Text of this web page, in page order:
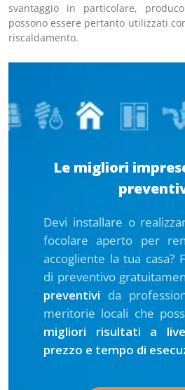
svantaggio in particolare,
possono essere pertanto utilizzati
riscaldamento.
Le migliori
Devi installare o
focolare aperto per
accogliente la tua casa?
di preventivo
preventivi da
meritorie locali che
migliori risultati a
prezzo e tempo di